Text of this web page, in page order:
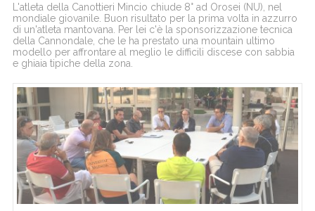
L'atleta della Canottieri Mincio chiude 8° ad Orosei (NU), nel
mondiale giovanile. Buon risultato per la prima volta in azzurro
di un'atleta mantovana. Per lei c'è la sponsorizzazione tecnica
della Cannondale, che le ha prestato una mountain ultimo
modello per affrontare al meglio le difficili discese con sabbia
e ghiaia tipiche della zona.